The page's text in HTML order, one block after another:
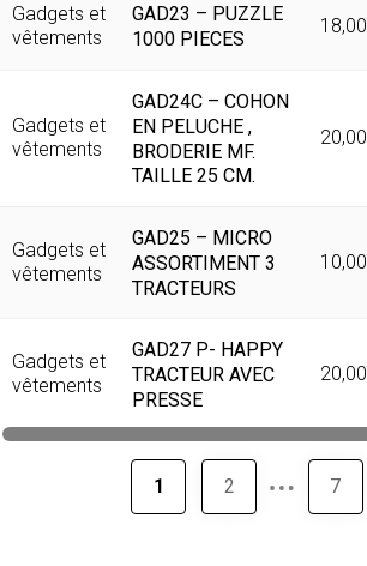
Gadgets et
vêtements
GAD23 – PUZZLE
1000 PIECES
18,00
Gadgets et
vêtements
GAD24C – COHON
EN PELUCHE ,
BRODERIE MF.
TAILLE 25 CM.
20,00
Gadgets et
vêtements
GAD25 – MICRO
ASSORTIMENT 3
TRACTEURS
10,00
Gadgets et
vêtements
GAD27 P- HAPPY
TRACTEUR AVEC
PRESSE
20,00
1 2 … 7